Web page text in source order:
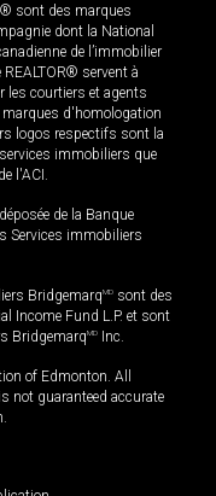
sont des marques
dont la National
de l’immobilier
servent à
courtiers et agents
d'homologation
logos respectifs sont la
immobiliers que
l'ACI.
de la Banque
Services immobiliers
BridgemarqMD sont des
Income Fund L.P. et sont
BridgemarqMD Inc.
of Edmonton. All
not guaranteed accurate